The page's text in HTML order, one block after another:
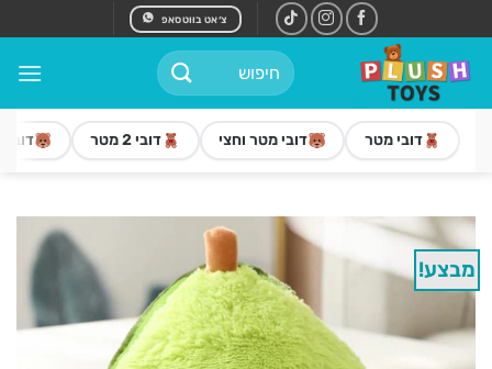
to
content
צ׳אט בווטסאפ
חיפוש
עבור:
דובי מטר דובי מטר וחצי דובי 2 מטר דובי 3 מטר
מבצע!